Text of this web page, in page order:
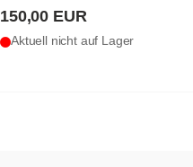
150,00 EUR
Aktuell nicht auf Lager